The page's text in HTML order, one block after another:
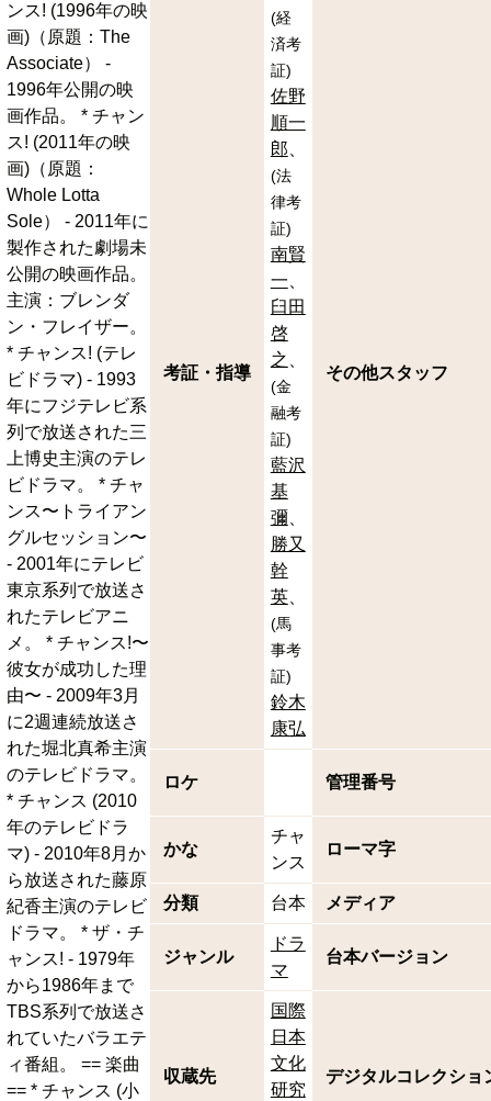
ンス! (1996年の映
画)（原題：The
Associate） -
1996年公開の映
画作品。 * チャン
ス! (2011年の映
画)（原題：
Whole Lotta
Sole） - 2011年に
製作された劇場未
公開の映画作品。
主演：ブレンダ
ン・フレイザー。
* チャンス! (テレ
ビドラマ) - 1993
年にフジテレビ系
列で放送された三
上博史主演のテレ
ビドラマ。 * チャ
ンス〜トライアン
グルセッション〜
- 2001年にテレビ
東京系列で放送さ
れたテレビアニ
メ。 * チャンス!〜
彼女が成功した理
由〜 - 2009年3月
に2週連続放送さ
れた堀北真希主演
のテレビドラマ。
* チャンス (2010
年のテレビドラ
マ) - 2010年8月か
ら放送された藤原
紀香主演のテレビ
ドラマ。 * ザ・チ
ャンス! - 1979年
から1986年まで
TBS系列で放送さ
れていたバラエテ
ィ番組。 == 楽曲
== * チャンス (小
考証・指導
(経
済考
証)
佐野
順一
郎
(法
律考
証)
南賢
一
臼田
啓
之
(金
融考
証)
藍沢
基
彌
勝又
幹
英
(馬
事考
証)
鈴木
康弘
その他スタッフ
ロケ 管理番号
かな
チャ
ンス
ローマ字
分類 台本 メディア
ジャンル
ドラ
マ
台本バージョン
収蔵先
国際
日本
文化
研究
デジタルコレクショ